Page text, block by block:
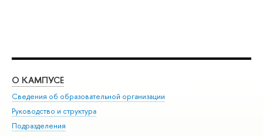
О КАМПУСЕ
Сведения об образовательной организации
Руководство и структура
Подразделения